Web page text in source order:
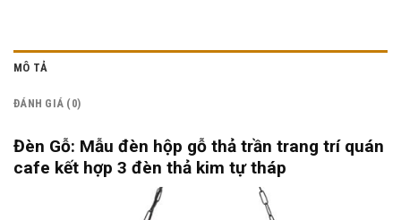
MÔ TẢ
ĐÁNH GIÁ (0)
Đèn Gỗ: Mẫu đèn hộp gỗ thả trần trang trí quán
cafe kết hợp 3 đèn thả kim tự tháp